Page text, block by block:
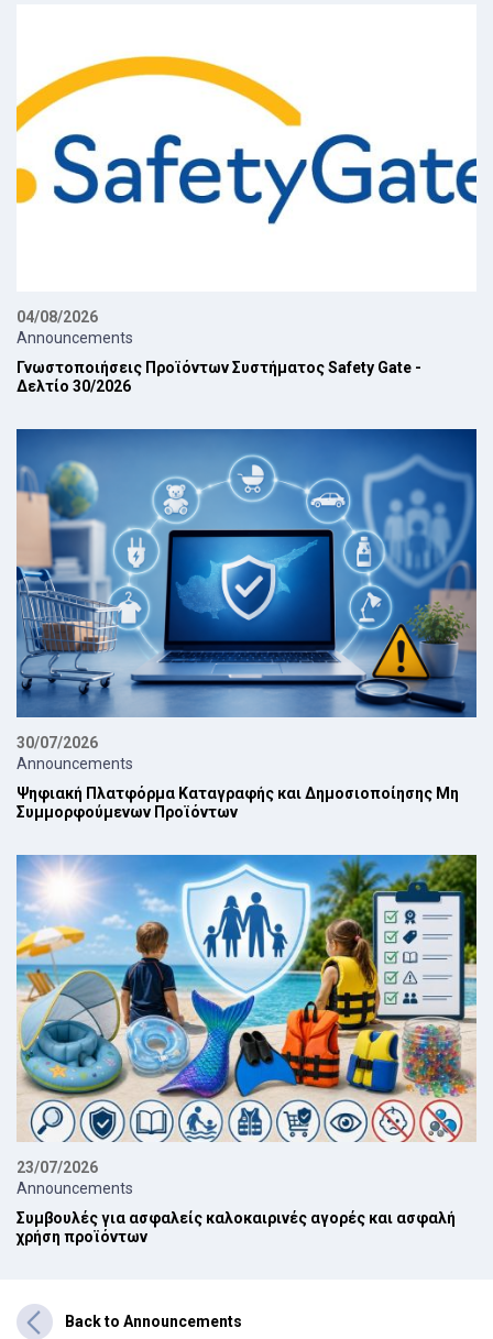
04/08/2026
Announcements
Γνωστοποιήσεις Προϊόντων Συστήματος Safety Gate -
Δελτίο 30/2026
30/07/2026
Announcements
Ψηφιακή Πλατφόρμα Καταγραφής και Δημοσιοποίησης Μη
Συμμορφούμενων Προϊόντων
23/07/2026
Announcements
Συμβουλές για ασφαλείς καλοκαιρινές αγορές και ασφαλή
χρήση προϊόντων
Back to Announcements